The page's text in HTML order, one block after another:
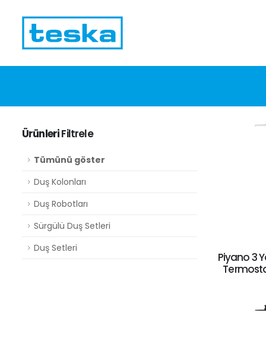
Piyano 3
ÜrünleriFiltrele
Tümünü göster
Duş Kolonları
Duş Robotları
Sürgülü Duş Setleri
Duş Setleri